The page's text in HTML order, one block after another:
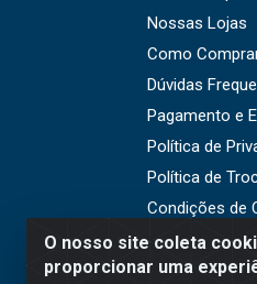
O nosso site coleta
proporcionar uma
Nossas Lojas
Como
Dúvidas
Pagamento e
Política de
Política de
Condições de